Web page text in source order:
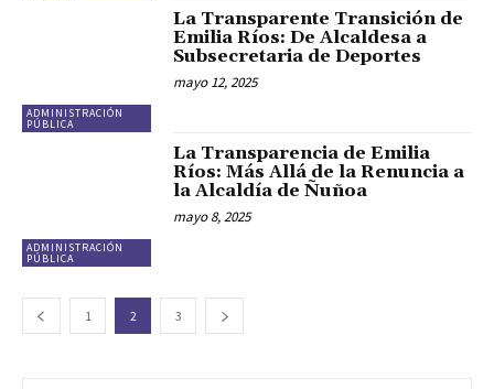
ADMINISTRACIÓN
PÚBLICA
La Transparente Transición de
Emilia Ríos: De Alcaldesa a
Subsecretaria de Deportes
mayo 12, 2025
ADMINISTRACIÓN
PÚBLICA
La Transparencia de Emilia
Ríos: Más Allá de la Renuncia a
la Alcaldía de Ñuñoa
mayo 8, 2025
1 2 3